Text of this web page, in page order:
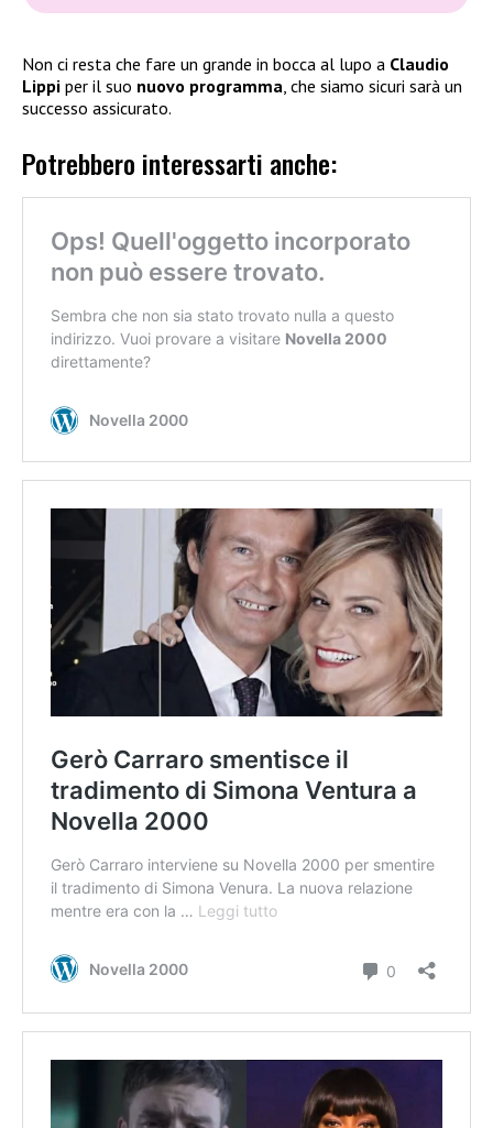
Non ci resta che fare un grande in bocca al lupo a Claudio
Lippi per il suo nuovo programma , che siamo sicuri sarà un
successo assicurato.
Potrebbero interessarti anche: